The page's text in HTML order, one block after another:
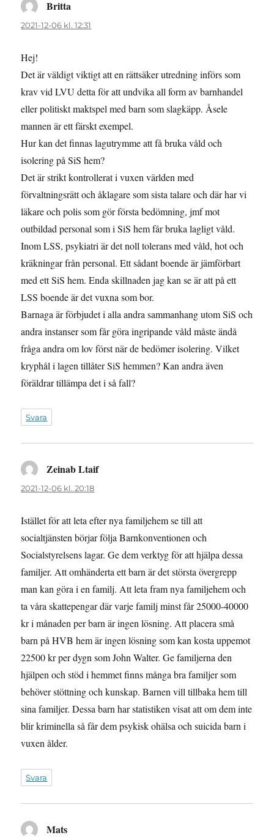
Britta
2021-12-06 kl. 12:31
Hej!
Det är väldigt viktigt att en rättsäker utredning införs som
krav vid LVU detta för att undvika all form av barnhandel
eller politiskt maktspel med barn som slagkäpp. Åsele
mannen är ett färskt exempel.
Hur kan det finnas lagutrymme att få bruka våld och
isolering på SiS hem?
Det är strikt kontrollerat i vuxen världen med
förvaltningsrätt och åklagare som sista talare och där har vi
läkare och polis som gör första bedömning, jmf mot
outbildad personal som i SiS hem får bruka lagligt våld.
Inom LSS, psykiatri är det noll tolerans med våld, hot och
kräkningar från personal. Ett sådant boende är jämförbart
med ett SiS hem. Enda skillnaden jag kan se är att på ett
LSS boende är det vuxna som bor.
Barnaga är förbjudet i alla andra sammanhang utom SiS och
andra instanser som får göra ingripande våld måste ändå
fråga andra om lov först när de bedömer isolering. Vilket
kryphål i lagen tillåter SiS hemmen? Kan andra även
föräldrar tillämpa det i så fall?
Svara
Zeinab Ltaifskriver:
2021-12-06 kl. 20:18
Istället för att leta efter nya familjehem se till att
socialtjänsten börjar följa Barnkonventionen och
Socialstyrelsens lagar. Ge dem verktyg för att hjälpa dessa
familjer. Att omhänderta ett barn är det största övergrepp
man kan göra i en familj. Att leta fram nya familjehem och
ta våra skattepengar där varje familj minst får 25000-40000
kr i månaden per barn är ingen lösning. Att placera små
barn på HVB hem är ingen lösning som kan kosta uppemot
22500 kr per dygn som John Walter. Ge familjerna den
hjälpen och stöd i hemmet finns många bra familjer som
behöver stöttning och kunskap. Barnen vill tillbaka hem till
sina familjer. Dessa barn har statistiken visat att om dem inte
blir kriminella så får dem psykisk ohälsa och suicida barn i
vuxen ålder.
Svara
Mats